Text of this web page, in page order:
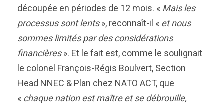
découpée en périodes de 12 mois. « Mais les
processus sont lents», reconnaît-il « et nous
sommes limités par des considérations
financières». Et le fait est, comme le soulignait
le colonel François-Régis Boulvert, Section
Head NNEC & Plan chez NATO ACT, que
« chaque nation est maître et se débrouille,